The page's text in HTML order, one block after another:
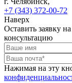
+7 (343) 372-00-72
Наверх
Оставить заявку на
консультацию
Нажимая на эту